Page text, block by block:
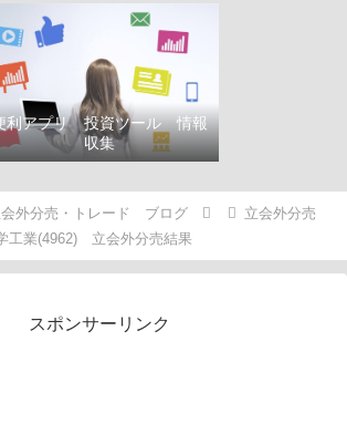
利アプリ 投資ツール 情報
収集
会外分売・トレード ブログ
立会外分売
工業(4962) 立会外分売結果
スポンサーリンク